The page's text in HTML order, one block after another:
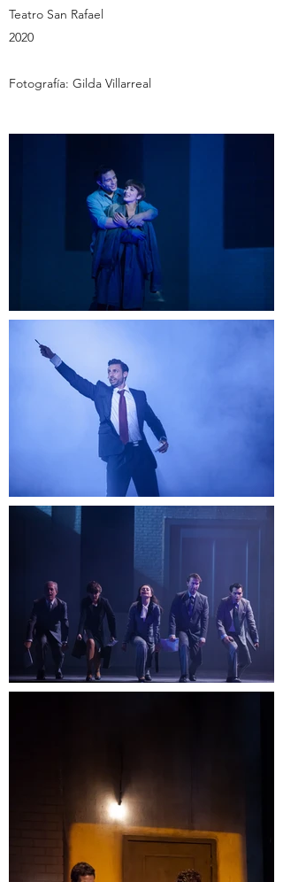
Teatro San Rafael
2020
Fotografía: Gilda Villarreal